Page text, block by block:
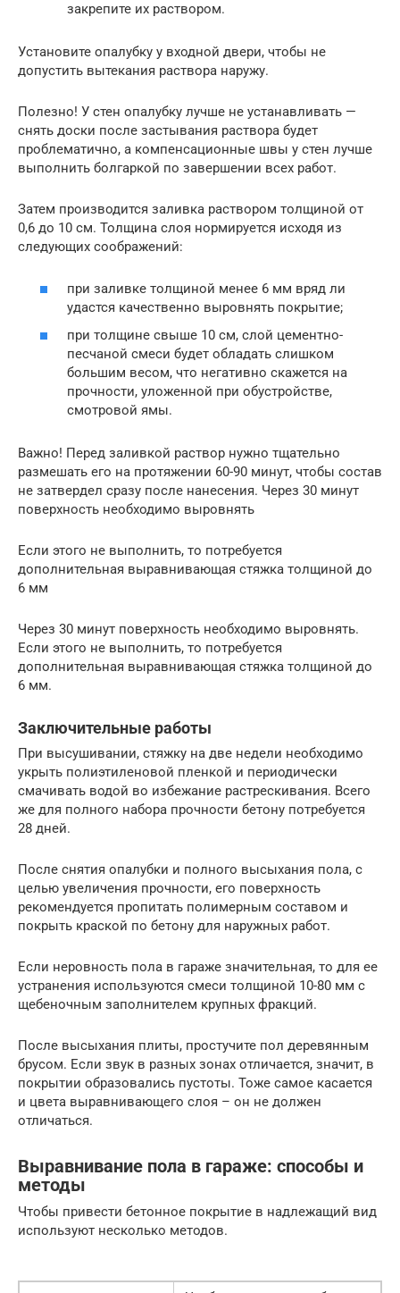
закрепите их раствором.
Установите опалубку у входной двери, чтобы не
допустить вытекания раствора наружу.
Полезно! У стен опалубку лучше не устанавливать —
снять доски после застывания раствора будет
проблематично, а компенсационные швы у стен лучше
выполнить болгаркой по завершении всех работ.
Затем производится заливка раствором толщиной от
0,6 до 10 см. Толщина слоя нормируется исходя из
следующих соображений:
при заливке толщиной менее 6 мм вряд ли
удастся качественно выровнять покрытие;
при толщине свыше 10 см, слой цементно-
песчаной смеси будет обладать слишком
большим весом, что негативно скажется на
прочности, уложенной при обустройстве,
смотровой ямы.
Важно! Перед заливкой раствор нужно тщательно
размешать его на протяжении 60-90 минут, чтобы состав
не затвердел сразу после нанесения. Через 30 минут
поверхность необходимо выровнять
Если этого не выполнить, то потребуется
дополнительная выравнивающая стяжка толщиной до
6 мм
Через 30 минут поверхность необходимо выровнять.
Если этого не выполнить, то потребуется
дополнительная выравнивающая стяжка толщиной до
6 мм.
Заключительные работы
При высушивании, стяжку на две недели необходимо
укрыть полиэтиленовой пленкой и периодически
смачивать водой во избежание растрескивания. Всего
же для полного набора прочности бетону потребуется
28 дней.
После снятия опалубки и полного высыхания пола, с
целью увеличения прочности, его поверхность
рекомендуется пропитать полимерным составом и
покрыть краской по бетону для наружных работ.
Если неровность пола в гараже значительная, то для ее
устранения используются смеси толщиной 10-80 мм с
щебеночным заполнителем крупных фракций.
После высыхания плиты, простучите пол деревянным
брусом. Если звук в разных зонах отличается, значит, в
покрытии образовались пустоты. Тоже самое касается
и цвета выравнивающего слоя – он не должен
отличаться.
Выравнивание пола в гараже: способы и
методы
Чтобы привести бетонное покрытие в надлежащий вид
используют несколько методов.